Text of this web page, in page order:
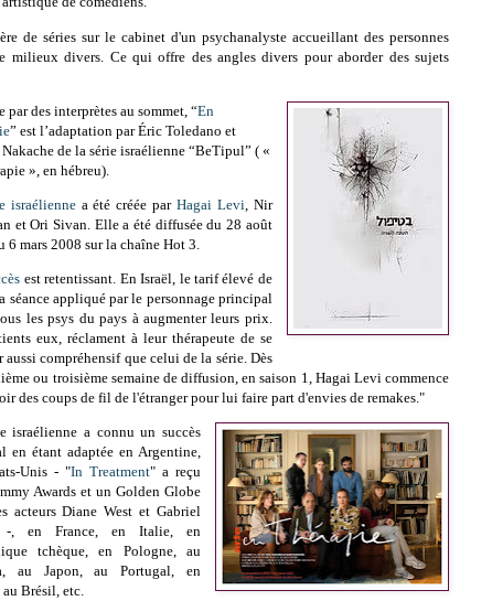
de séries sur le cabinet d'un psychanalyste accueillant des personnes
milieux divers. Ce qui offre des angles divers pour aborder des sujets
par des interprètes au sommet, “En
” est l’adaptation par Éric Toledano et
de la série israélienne “BeTipul” ( «
», en hébreu).
israéliennea été créée parHagai Levi, Nir
et Ori Sivan. Elle a été diffusée du 28 août
6 mars 2008 sur la chaîne Hot 3.
est retentissant. En Israël, le tarif élevé de
séance appliqué par le personnage principal
les psys du pays à augmenter leurs prix.
eux, réclament à leur thérapeute de se
aussi compréhensif que celui de la série. Dès
ou troisième semaine de diffusion, en saison 1, Hagai Levi commence
des coups de fil de l'étranger pour lui faire part d'envies de remakes."
israélienne a connu un succès
en étant adaptée en Argentine,
Unis - "In Treatment" a reçu
Awards et un Golden Globe
acteurs Diane West et Gabriel
-, en France, en Italie, en
tchèque, en Pologne, au
au Japon, au Portugal, en
au Brésil, etc.